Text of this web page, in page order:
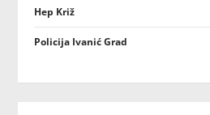
Hep Križ
Policija Ivanić Grad